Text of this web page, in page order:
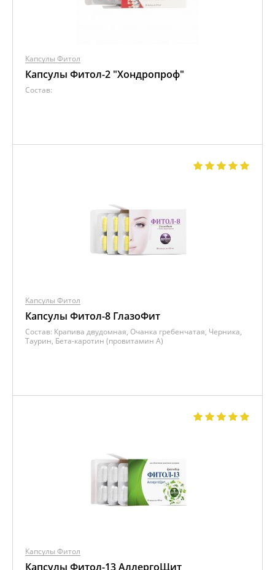
Капсулы Фитол
Капсулы Фитол-2 "Хондропроф"
Состав:
Капсулы Фитол
Капсулы Фитол-8 ГлазоФит
Состав: Крапива двудомная, Очанка гребенчатая, Черника,
Таурин, Бета-каротин (провитамин А)
Капсулы Фитол
Капсулы Фитол-13 АллергоЩит